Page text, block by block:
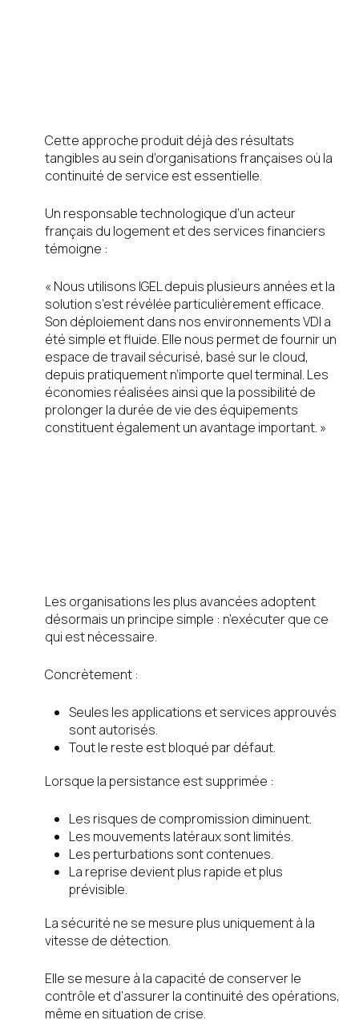
Cette approche produit déjà des résultats
tangibles au sein d’organisations françaises où la
continuité de service est essentielle.
Un responsable technologique d’un acteur
français du logement et des services financiers
témoigne :
« Nous utilisons IGEL depuis plusieurs années et la
solution s’est révélée particulièrement efficace.
Son déploiement dans nos environnements VDI a
été simple et fluide. Elle nous permet de fournir un
espace de travail sécurisé, basé sur le cloud,
depuis pratiquement n’importe quel terminal. Les
économies réalisées ainsi que la possibilité de
prolonger la durée de vie des équipements
constituent également un avantage important. »
Les organisations les plus avancées adoptent
désormais un principe simple : n’exécuter que ce
qui est nécessaire.
Concrètement :
Seules les applications et services approuvés
sont autorisés.
Tout le reste est bloqué par défaut.
Lorsque la persistance est supprimée :
Les risques de compromission diminuent.
Les mouvements latéraux sont limités.
Les perturbations sont contenues.
La reprise devient plus rapide et plus
prévisible.
La sécurité ne se mesure plus uniquement à la
vitesse de détection.
Elle se mesure à la capacité de conserver le
contrôle et d’assurer la continuité des opérations,
même en situation de crise.